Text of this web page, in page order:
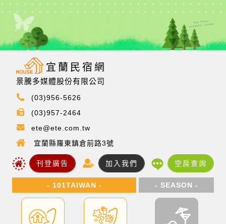
宜蘭民宿網
景騰多媒體股份有限公司
(03)956-5626
(03)957-2464
ete@ete.com.tw
宜蘭縣羅東鎮倉前路3號
刊登廣告 加入我們 空房查詢
- 101TAIWAN - - SEASON -